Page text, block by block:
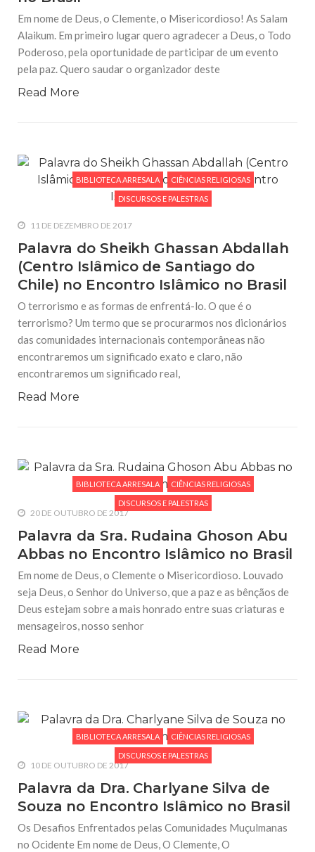
Em nome de Deus, o Clemente, o Misericordioso! As Salam
Alaikum. Em primeiro lugar quero agradecer a Deus, o Todo
Poderoso, pela oportunidade de participar de um evento
pela paz. Quero saudar o organizador deste
Read More
BIBLIOTECA ARRESALA CIÊNCIAS RELIGIOSAS
DISCURSOS E PALESTRAS
11 DE DEZEMBRO DE 2017
Palavra do Sheikh Ghassan Abdallah
(Centro Islâmico de Santiago do
Chile) no Encontro Islâmico no Brasil
O terrorismo e as formas de enfrentá-lo. O que é o
terrorismo? Um termo que se procurarmos nos dicionários
das comunidades internacionais contemporâneas não
encontraremos um significado exato e claro, não
encontraremos um significado real,
Read More
BIBLIOTECA ARRESALA CIÊNCIAS RELIGIOSAS
DISCURSOS E PALESTRAS
20 DE OUTUBRO DE 2017
Palavra da Sra. Rudaina Ghoson Abu
Abbas no Encontro Islâmico no Brasil
Em nome de Deus, o Clemente o Misericordioso. Louvado
seja Deus, o Senhor do Universo, que a paz e as bênçãos de
Deus estejam sobre a mais honrado entre suas criaturas e
mensageiros, nosso senhor
Read More
BIBLIOTECA ARRESALA CIÊNCIAS RELIGIOSAS
DISCURSOS E PALESTRAS
10 DE OUTUBRO DE 2017
Palavra da Dra. Charlyane Silva de
Souza no Encontro Islâmico no Brasil
Os Desafios Enfrentados pelas Comunidades Muçulmanas
no Ocidente Em nome de Deus, O Clemente, O